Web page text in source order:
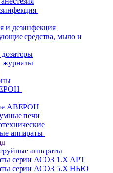
и дезинфекция
средства, мыло и
журналы
АВЕРОН
печи
аппараты
аппараты
серии АСОЗ 1.Х АРТ
серии АСОЗ 5.Х НЬЮ